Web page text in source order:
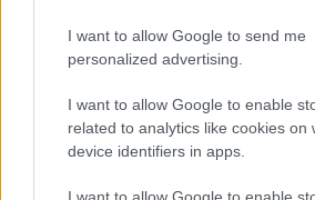
I want to allow Google to send me
personalized advertising.
I want to allow Google to enable
related to analytics like cookies on
device identifiers in apps.
I want to allow Google to enable
mégpedig abból a
kora esti órák csökkentik az
Természetesen a változások
rendszerek gyártóinak
Mint az a mellékelt